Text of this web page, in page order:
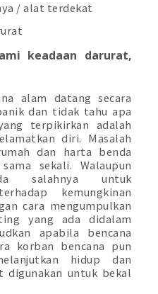
/ alat terdekat
keadaan darurat,
alam datang secara
dan tidak tahu apa
terpikirkan adalah
diri. Masalah
dan harta benda
sekali. Walaupun
salahnya untuk
kemungkinan
cara mengumpulkan
yang ada didalam
apabila bencana
korban bencana pun
hidup dan
digunakan untuk bekal